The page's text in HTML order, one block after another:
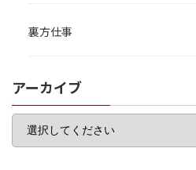
裏方仕事
アーカイブ